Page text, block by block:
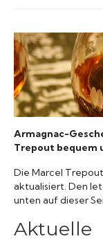
Sport
Wohnen
Armagnac-
Trepout bequem
Die Marcel
aktualisiert. Den
unten auf dieser
Aktuelle